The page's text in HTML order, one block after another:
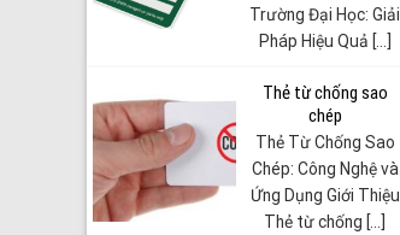
Trường Đại Học: Giải
Pháp Hiệu Quả [...]
Thẻ từ chống sao
chép
Thẻ Từ Chống Sao
Chép: Công Nghệ và
Ứng Dụng Giới Thiệu
Thẻ từ chống [...]